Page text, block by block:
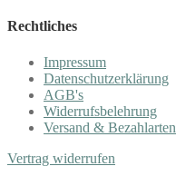
Rechtliches
Impressum
Datenschutzerklärung
AGB's
Widerrufsbelehrung
Versand & Bezahlarten
Vertrag widerrufen